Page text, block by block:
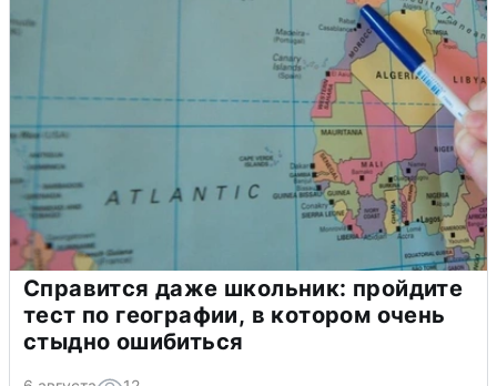
Справится даже школьник: пройдите
тест по географии, в котором очень
стыдно ошибиться